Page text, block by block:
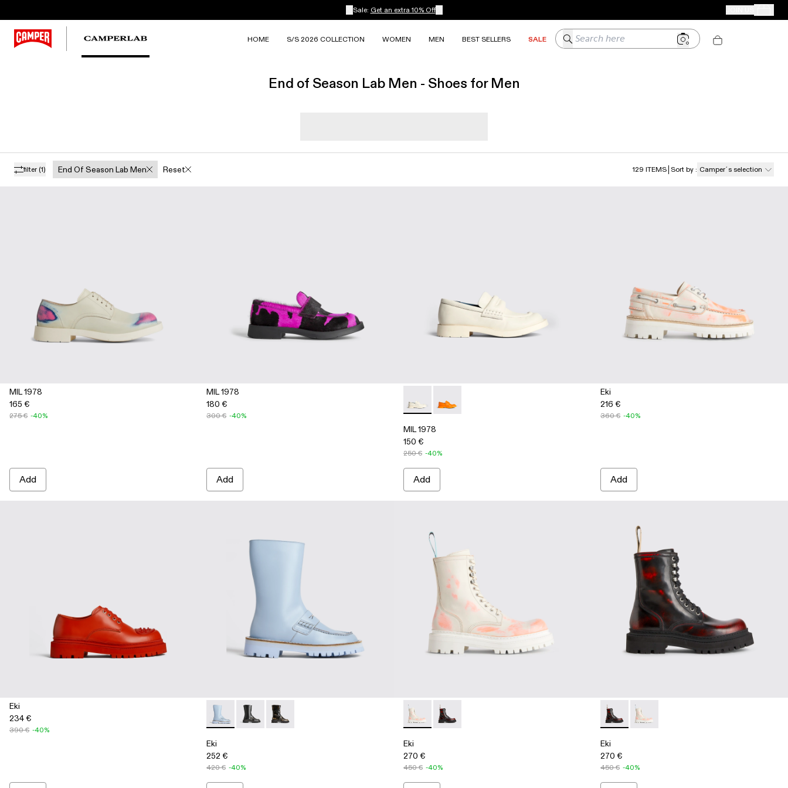
Sale: Get an extra 10% Off Your
HOME S/S 2026 COLLECTION WOMEN MEN BEST SELLERS SALE Search here
End of Season Lab Men - Shoes for Men
filter (1) End Of Season Lab Men Reset 129 ITEMS Sort by : Camper´s selection
MIL 1978
165 €
275 € -40%
Add
MIL 1978
180 €
300 € -40%
Add
MIL 1978 - K100862-002 - White
MIL 1978 - K100862-003
MIL 1978
150 €
250 € -40%
Add
Eki
216 €
360 € -40%
Add
Eki
234 €
390 € -40%
Eki - K300391-004 - Blue
Eki - K300391-003
Eki - K300391-001
Eki
252 €
420 € -40%
Eki - K300414-001 - Multicolor
Eki - K300414-002 - Multicolor
Eki
270 €
450 € -40%
Eki - K300414-002 - Multicolor
Eki - K300414-001 - Multicolor
Eki
270 €
450 € -40%